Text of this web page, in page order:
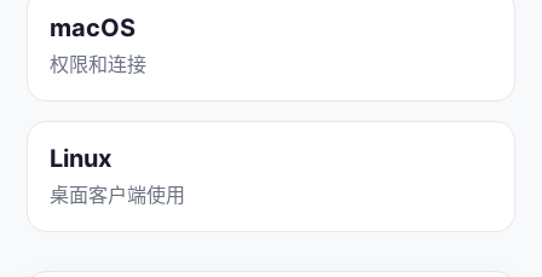
macOS
权限和连接
Linux
桌面客户端使用